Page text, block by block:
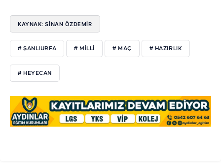
KAYNAK: SİNAN ÖZDEMİR
# ŞANLIURFA # MİLLİ # MAÇ # HAZIRLIK
# HEYECAN